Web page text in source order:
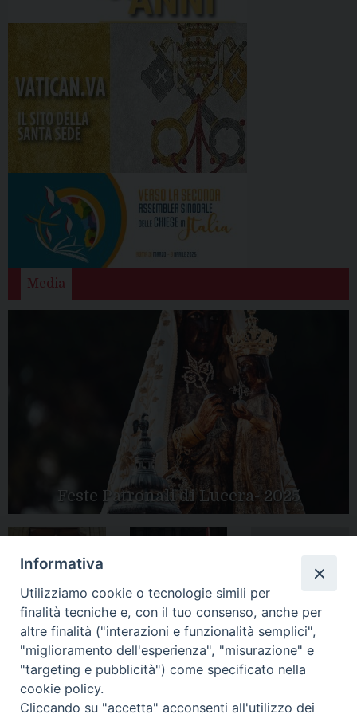
Media
Feste Patronali di Lucera- 2025
Apertura Anno
Giubilare 2025
Mariae in Diocesi
Tutte le gallery
CONTATTI:
LUCERA: Piazza Duomo, 13 - 71036 Lucera (FG) − tel.
Informativa
Utilizziamo cookie o tecnologie simili per
finalità tecniche e, con il tuo consenso, anche per
altre finalità ("interazioni e funzionalità semplici",
"miglioramento dell'esperienza", "misurazione" e
"targeting e pubblicità") come specificato nella
cookie policy.
Cliccando su "accetta" acconsenti all'utilizzo dei